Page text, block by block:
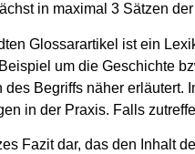
in maximal 3 Sätzen
Glossarartikel ist ein
um die Geschichte
Begriffs näher
in der Praxis. Falls
Fazit dar, das den Inhalt